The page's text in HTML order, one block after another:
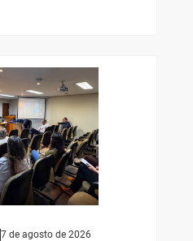
7 de agosto de 2026